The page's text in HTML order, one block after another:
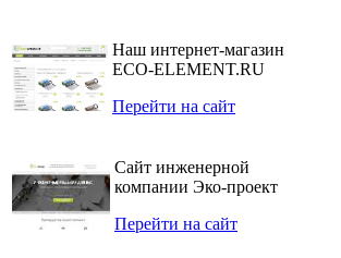
Наш интернет-магазин
ECO-ELEMENT.RU
Перейти на сайт
Сайт инженерной
компании Эко-проект
Перейти на сайт